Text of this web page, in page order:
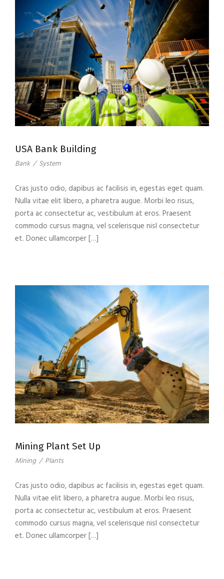
USA Bank Building
Bank / System
Cras justo odio, dapibus ac facilisis in, egestas eget quam.
Nulla vitae elit libero, a pharetra augue. Morbi leo risus,
porta ac consectetur ac, vestibulum at eros. Praesent
commodo cursus magna, vel scelerisque nisl consectetur
et. Donec ullamcorper […]
Mining Plant Set Up
Mining / Plants
Cras justo odio, dapibus ac facilisis in, egestas eget quam.
Nulla vitae elit libero, a pharetra augue. Morbi leo risus,
porta ac consectetur ac, vestibulum at eros. Praesent
commodo cursus magna, vel scelerisque nisl consectetur
et. Donec ullamcorper […]